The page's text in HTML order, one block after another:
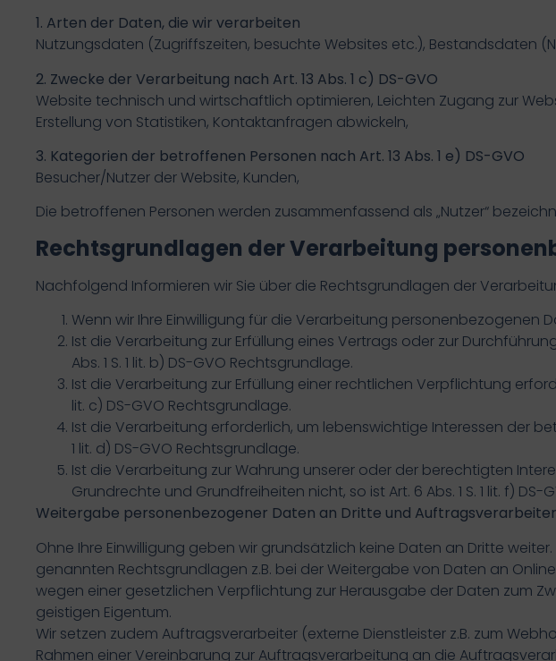
1. Arten der Daten, die wir verarbeiten
Nutzungsdaten (Zugriffszeiten, besuchte Websites etc.), Bestandsdaten
2. Zwecke der Verarbeitung nach Art. 13 Abs. 1 c) DS-GVO
Website technisch und wirtschaftlich optimieren, Leichten Zugang zur
Erstellung von Statistiken, Kontaktanfragen abwickeln,
3. Kategorien der betroffenen Personen nach Art. 13 Abs. 1 e) DS-GVO
Besucher/Nutzer der Website, Kunden,
Die betroffenen Personen werden zusammenfassend als „Nutzer“
Rechtsgrundlagen der Verarbeitung
Nachfolgend Informieren wir Sie über die Rechtsgrundlagen der
Wenn wir Ihre Einwilligung für die Verarbeitung personenbezogenen
Ist die Verarbeitung zur Erfüllung eines Vertrags oder zur
Abs. 1 S. 1 lit. b) DS-GVO Rechtsgrundlage.
Ist die Verarbeitung zur Erfüllung einer rechtlichen Verpflichtung
lit. c) DS-GVO Rechtsgrundlage.
Ist die Verarbeitung erforderlich, um lebenswichtige Interessen der
1 lit. d) DS-GVO Rechtsgrundlage.
Ist die Verarbeitung zur Wahrung unserer oder der berechtigten
Grundrechte und Grundfreiheiten nicht, so ist Art. 6 Abs. 1 S. 1 lit. f) DS-
Weitergabe personenbezogener Daten an Dritte und Auftragsverarbeiter
Ohne Ihre Einwilligung geben wir grundsätzlich keine Daten an Dritte
genannten Rechtsgrundlagen z.B. bei der Weitergabe von Daten an
wegen einer gesetzlichen Verpflichtung zur Herausgabe der Daten zum
geistigen Eigentum.
Wir setzen zudem Auftragsverarbeiter (externe Dienstleister z.B. zum
Rahmen einer Vereinbarung zur Auftragsverarbeitung an die